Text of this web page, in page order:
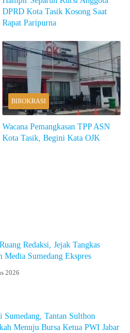
DPRD Kota Tasik Kosong Saat
Rapat Paripurna
BIROKRASI
Wacana Pemangkasan TPP ASN
Kota Tasik, Begini Kata OJK
Redaksi, Jejak Tangkas
Sumedang Ekspres
2026
Sumedang, Tantan Sulthon
Menuju Bursa Ketua PWI Jabar